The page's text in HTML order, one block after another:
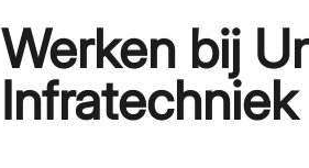
Werken bij
Infratechniek